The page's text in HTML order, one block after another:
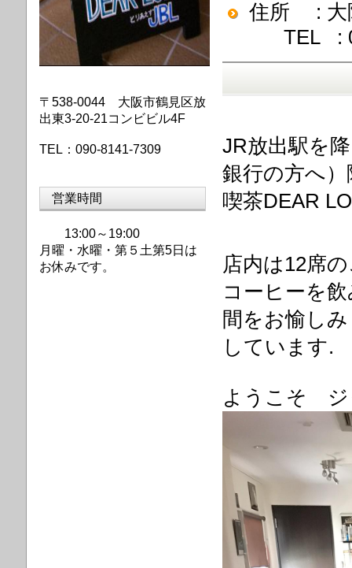
住所 : 大
TEL :
JR放出駅を
銀行の方へ
喫茶DEAR
店内は12席
コーヒーを
間をお愉し
しています.
ようこそ ジ
〒538-0044 大阪市鶴見区放
出東3-20-21コンビビル4F
TEL：090-8141-7309
営業時間
13:00～19:00
月曜・水曜・第 ５土第5日は
お休みです。